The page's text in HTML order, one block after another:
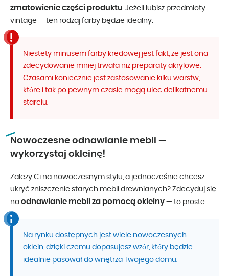
zmatowienie części produktu. Jeżeli lubisz przedmioty
vintage — ten rodzaj farby będzie idealny.
Niestety minusem farby kredowej jest fakt, że jest ona
zdecydowanie mniej trwała niż preparaty akrylowe.
Czasami koniecznie jest zastosowanie kilku warstw,
które i tak po pewnym czasie mogą ulec delikatnemu
starciu.
Nowoczesne odnawianie mebli —
wykorzystaj okleinę!
Zależy Ci na nowoczesnym stylu, a jednocześnie chcesz
ukryć zniszczenie starych mebli drewnianych? Zdecyduj się
na odnawianie mebli za pomocą okleiny — to proste.
Na rynku dostępnych jest wiele nowoczesnych
oklein, dzięki czemu dopasujesz wzór, który będzie
idealnie pasował do wnętrza Twojego domu.